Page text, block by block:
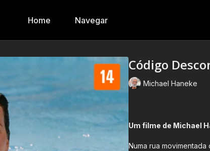
Home Navegar
Código
Michael Haneke
Um filme de Michael
Numa rua